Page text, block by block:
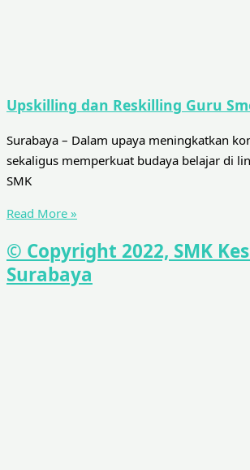
Upskilling dan Reskilling Guru
Surabaya – Dalam upaya meningkatkan
sekaligus memperkuat budaya belajar di
SMK
Read More »
© Copyright 2022, SMK
Surabaya